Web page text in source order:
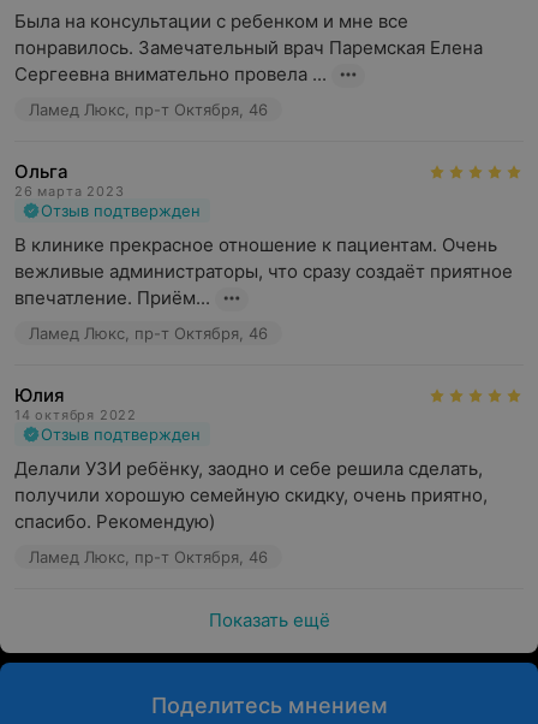
Была на консультации с ребенком и мне все
понравилось. Замечательный врач Паремская Елена
Сергеевна внимательно провела ...
Ламед Люкс, пр-т Октября, 46
Ольга
26 марта 2023
Отзыв подтвержден
В клинике прекрасное отношение к пациентам. Очень
вежливые администраторы, что сразу создаёт приятное
впечатление. Приём...
Ламед Люкс, пр-т Октября, 46
Юлия
14 октября 2022
Отзыв подтвержден
Делали УЗИ ребёнку, заодно и себе решила сделать,
получили хорошую семейную скидку, очень приятно,
спасибо. Рекомендую)
Ламед Люкс, пр-т Октября, 46
Показать ещё
Поделитесь мнением